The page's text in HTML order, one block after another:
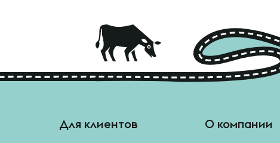
Для клиентов О компании